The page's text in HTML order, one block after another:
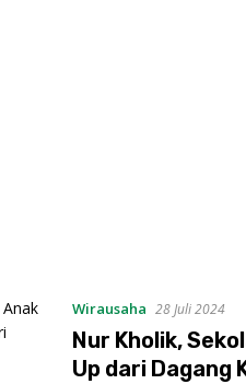
Wirausaha 28 Juli 2024
Nur Kholik,
Up dari Dagang